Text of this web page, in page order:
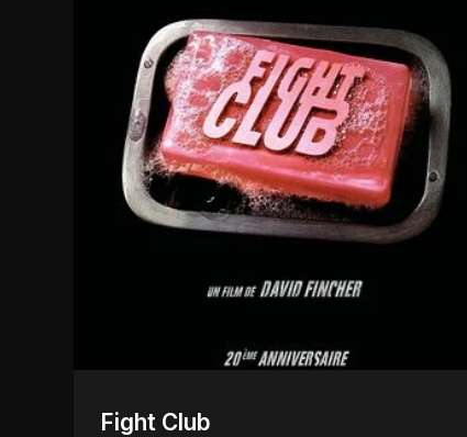
Fight Club